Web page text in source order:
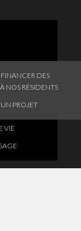
DES
NOS RÉSIDENTS
PROJET
VIE